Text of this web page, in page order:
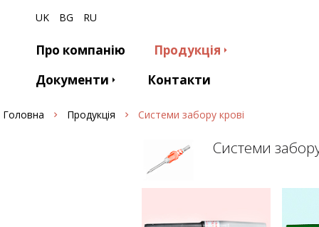
UK BG RU
Про компанію
Продукція
Документи
Контакти
Головна Продукція Системи забору крові
Системи